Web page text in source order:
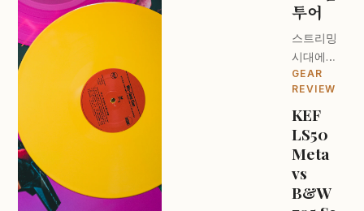
투어
스트리밍
시대에도
턴테이블
이 돌아가
는 이유. 런
던 오디오
파일들의
성지를 찾
아서.
GEAR
REVIEW
KEF
LS50
Meta
vs
B&W